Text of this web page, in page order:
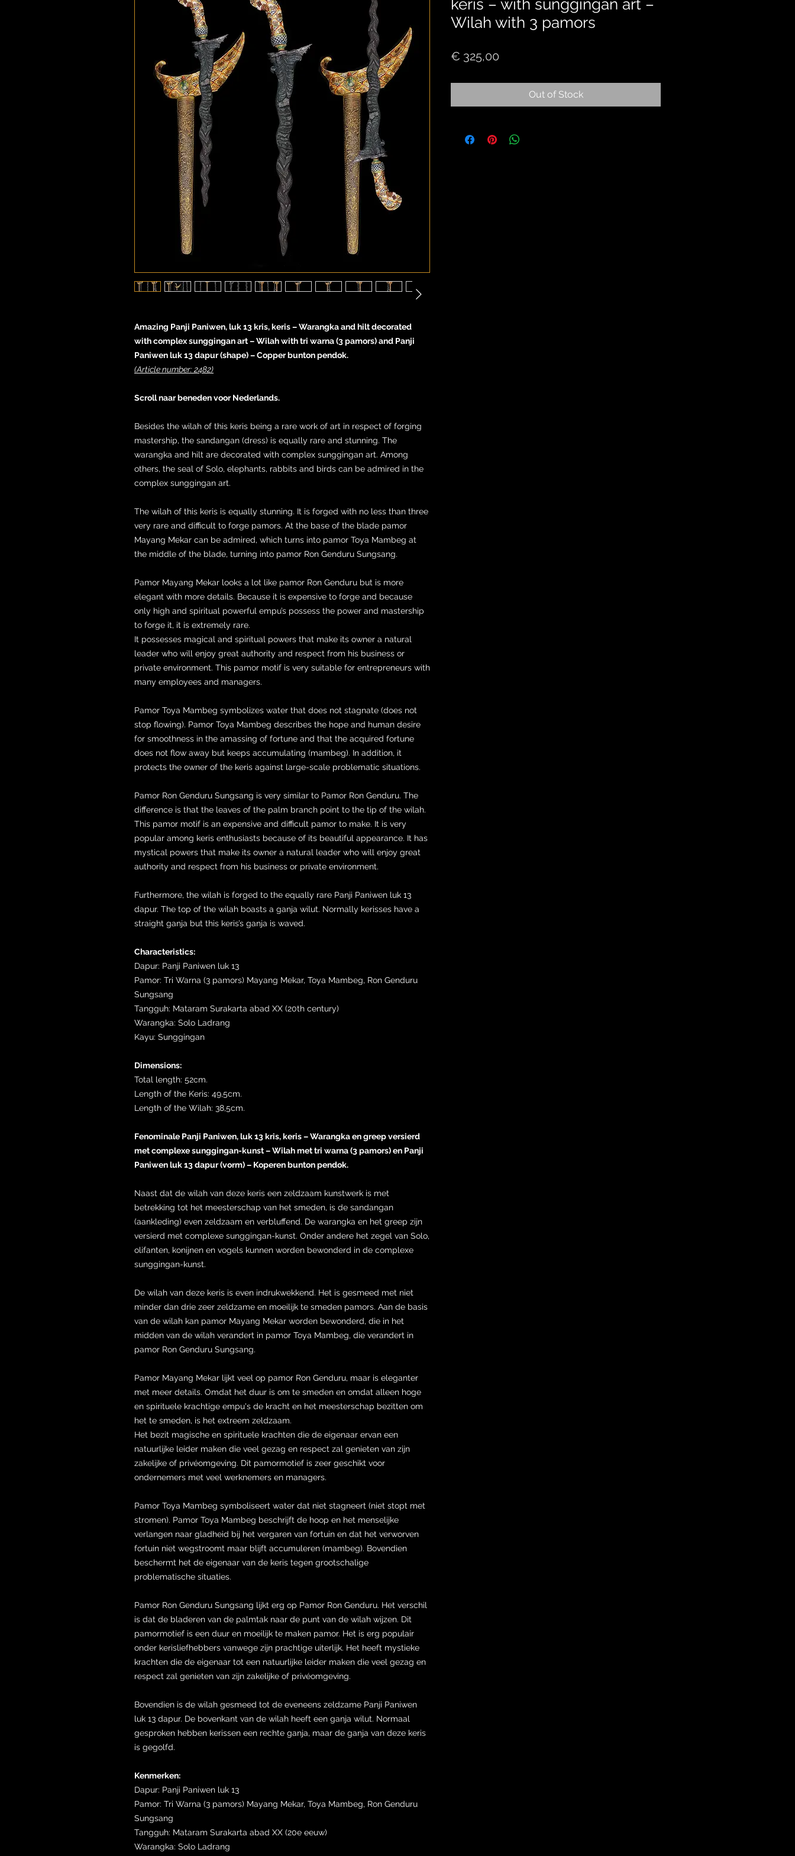
Amazing Panji Paniwen, luk 13 kris, keris – Warangka and hilt decorated
with complex sunggingan art – Wilah with tri warna (3 pamors) and Panji
Paniwen luk 13 dapur (shape) – Copper bunton pendok.
(Article number: 2482)
Scroll naar beneden voor Nederlands.
Besides the wilah of this keris being a rare work of art in respect of forging
mastership, the sandangan (dress) is equally rare and stunning. The
warangka and hilt are decorated with complex sunggingan art. Among
others, the seal of Solo, elephants, rabbits and birds can be admired in the
complex sunggingan art.
The wilah of this keris is equally stunning. It is forged with no less than three
very rare and difficult to forge pamors. At the base of the blade pamor
Mayang Mekar can be admired, which turns into pamor Toya Mambeg at
the middle of the blade, turning into pamor Ron Genduru Sungsang.
Pamor Mayang Mekar looks a lot like pamor Ron Genduru but is more
elegant with more details. Because it is expensive to forge and because
only high and spiritual powerful empu’s possess the power and mastership
to forge it, it is extremely rare.
It possesses magical and spiritual powers that make its owner a natural
leader who will enjoy great authority and respect from his business or
private environment. This pamor motif is very suitable for entrepreneurs with
many employees and managers.
Pamor Toya Mambeg symbolizes water that does not stagnate (does not
stop flowing). Pamor Toya Mambeg describes the hope and human desire
for smoothness in the amassing of fortune and that the acquired fortune
does not flow away but keeps accumulating (mambeg). In addition, it
protects the owner of the keris against large-scale problematic situations.
Pamor Ron Genduru Sungsang is very similar to Pamor Ron Genduru. The
difference is that the leaves of the palm branch point to the tip of the wilah.
This pamor motif is an expensive and difficult pamor to make. It is very
popular among keris enthusiasts because of its beautiful appearance. It has
mystical powers that make its owner a natural leader who will enjoy great
authority and respect from his business or private environment.
Furthermore, the wilah is forged to the equally rare Panji Paniwen luk 13
dapur. The top of the wilah boasts a ganja wilut. Normally kerisses have a
straight ganja but this keris’s ganja is waved.
Characteristics:
Dapur: Panji Paniwen luk 13
Pamor: Tri Warna (3 pamors) Mayang Mekar, Toya Mambeg, Ron Genduru
Sungsang
Tangguh: Mataram Surakarta abad XX (20th century)
Warangka: Solo Ladrang
Kayu: Sunggingan
Dimensions:
Total length: 52cm.
Length of the Keris: 49,5cm.
Length of the Wilah: 38,5cm.
Fenominale Panji Paniwen, luk 13 kris, keris – Warangka en greep versierd
met complexe sunggingan-kunst – Wilah met tri warna (3 pamors) en Panji
Paniwen luk 13 dapur (vorm) – Koperen bunton pendok.
Naast dat de wilah van deze keris een zeldzaam kunstwerk is met
betrekking tot het meesterschap van het smeden, is de sandangan
(aankleding) even zeldzaam en verbluffend. De warangka en het greep zijn
versierd met complexe sunggingan-kunst. Onder andere het zegel van Solo,
olifanten, konijnen en vogels kunnen worden bewonderd in de complexe
sunggingan-kunst.
De wilah van deze keris is even indrukwekkend. Het is gesmeed met niet
minder dan drie zeer zeldzame en moeilijk te smeden pamors. Aan de basis
van de wilah kan pamor Mayang Mekar worden bewonderd, die in het
midden van de wilah verandert in pamor Toya Mambeg, die verandert in
pamor Ron Genduru Sungsang.
Pamor Mayang Mekar lijkt veel op pamor Ron Genduru, maar is eleganter
met meer details. Omdat het duur is om te smeden en omdat alleen hoge
en spirituele krachtige empu's de kracht en het meesterschap bezitten om
het te smeden, is het extreem zeldzaam.
Het bezit magische en spirituele krachten die de eigenaar ervan een
natuurlijke leider maken die veel gezag en respect zal genieten van zijn
zakelijke of privéomgeving. Dit pamormotief is zeer geschikt voor
ondernemers met veel werknemers en managers.
Pamor Toya Mambeg symboliseert water dat niet stagneert (niet stopt met
stromen). Pamor Toya Mambeg beschrijft de hoop en het menselijke
verlangen naar gladheid bij het vergaren van fortuin en dat het verworven
fortuin niet wegstroomt maar blijft accumuleren (mambeg). Bovendien
beschermt het de eigenaar van de keris tegen grootschalige
problematische situaties.
Pamor Ron Genduru Sungsang lijkt erg op Pamor Ron Genduru. Het verschil
is dat de bladeren van de palmtak naar de punt van de wilah wijzen. Dit
pamormotief is een duur en moeilijk te maken pamor. Het is erg populair
onder kerisliefhebbers vanwege zijn prachtige uiterlijk. Het heeft mystieke
krachten die de eigenaar tot een natuurlijke leider maken die veel gezag en
respect zal genieten van zijn zakelijke of privéomgeving.
Bovendien is de wilah gesmeed tot de eveneens zeldzame Panji Paniwen
luk 13 dapur. De bovenkant van de wilah heeft een ganja wilut. Normaal
gesproken hebben kerissen een rechte ganja, maar de ganja van deze keris
is gegolfd.
Kenmerken:
Dapur: Panji Paniwen luk 13
Pamor: Tri Warna (3 pamors) Mayang Mekar, Toya Mambeg, Ron Genduru
Sungsang
Tangguh: Mataram Surakarta abad XX (20e eeuw)
Warangka: Solo Ladrang
keris – with sunggingan art –
Wilah with 3 pamors
€ 325,00
Out of Stock